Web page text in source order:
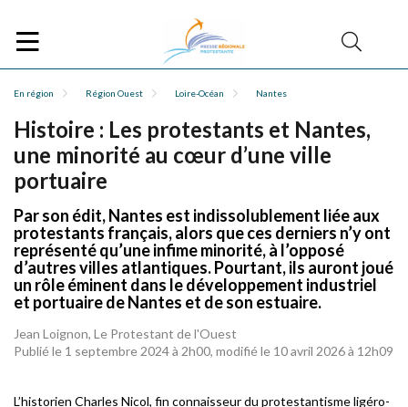
En région Région Ouest Loire-Océan Nantes
Histoire : Les protestants et Nantes,
une minorité au cœur d’une ville
portuaire
Par son édit, Nantes est indissolublement liée aux
protestants français, alors que ces derniers n’y ont
représenté qu’une infime minorité, à l’opposé
d’autres villes atlantiques. Pourtant, ils auront joué
un rôle éminent dans le développement industriel
et portuaire de Nantes et de son estuaire.
Jean Loignon, Le Protestant de l'Ouest
Publié le 1 septembre 2024 à 2h00, modifié le 10 avril 2026 à 12h09
L’historien Charles Nicol, fin connaisseur du protestantisme ligéro-